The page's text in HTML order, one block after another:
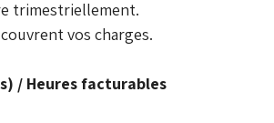
trimestriellement.
vos charges.
/ Heures facturables